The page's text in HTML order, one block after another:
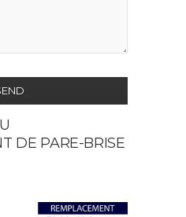
DE PARE-BRISE